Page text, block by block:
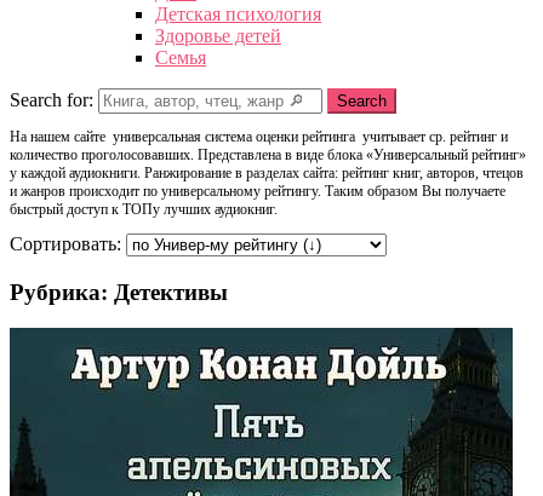
Детская психология
Здоровье детей
Семья
Search for: Search
На нашем сайте универсальная система оценки рейтинга учитывает ср. рейтинг и
количество проголосовавших. Представлена в виде блока «Универсальный рейтинг»
у каждой аудиокниги. Ранжирование в разделах сайта: рейтинг книг, авторов, чтецов
и жанров происходит по универсальному рейтингу. Таким образом Вы получаете
быстрый доступ к ТОПу лучших аудиокниг.
Сортировать:
Рубрика: Детективы